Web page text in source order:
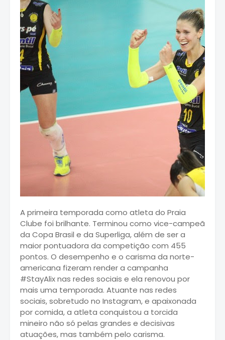
A primeira temporada como atleta do Praia
Clube foi brilhante. Terminou como vice-campeã
da Copa Brasil e da Superliga, além de ser a
maior pontuadora da competição com 455
pontos. O desempenho e o carisma da norte-
americana fizeram render a campanha
#StayAlix nas redes sociais e ela renovou por
mais uma temporada. Atuante nas redes
sociais, sobretudo no Instagram, e apaixonada
por comida, a atleta conquistou a torcida
mineiro não só pelas grandes e decisivas
atuações, mas também pelo carisma.